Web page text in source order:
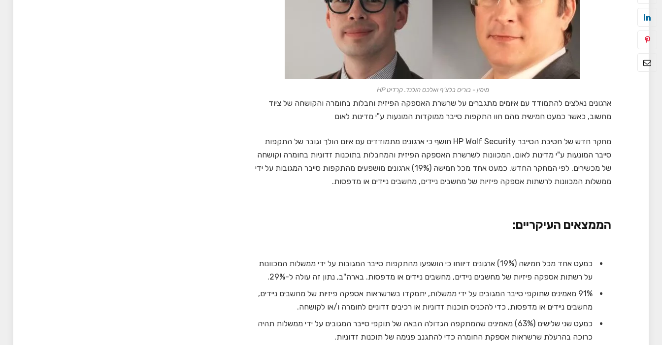
מימין - בוריס בלצ'ף ואלכס הולנד. קרדיט HP
ארגונים נאלצים להתמודד עם איומים מתגברים על שרשרת האספקה הפיזית וחבלות בחומרה והקושחה של ציוד
מחשוב, כאשר כמעט חמישית מהם חוו התקפות סייבר ממוקדות המונעות ע"י מדינות לאום
מחקר חדש של חטיבת הסייבר HP Wolf Security חושף כי ארגונים מתמודדים עם איום הולך וגובר של התקפות
סייבר המונעות ע"י מדינות לאום, המכוונות לשרשרת האספקה הפיזית והמחבלות בתוכנות זדוניות בחומרה וקושחה
של מכשירים. לפי המחקר החדש, כמעט אחד מכל חמישה (19%) ארגונים מושפעים מהתקפות סייבר המגובות על ידי
ממשלות המכוונות לרשתות אספקה ​​פיזיות של מחשבים ניידים, מחשבים ניידים או מדפסות.
הממצאים העיקריים:
כמעט אחד מכל חמישה (19%) ארגונים דיווחו כי הושפעו מהתקפות סייבר המגובות על ידי ממשלות המכוונות
על רשתות אספקה ​​פיזיות של מחשבים ניידים, מחשבים ניידים או מדפסות. בארה"ב, נתון זה עולה ל-29%.
91% מאמינים שתוקפי סייבר המגובים על ידי ממשלות, יתמקדו בשרשראות אספקה ​​פיזיות של מחשבים ניידים,
מחשבים ניידים או מדפסות, כדי להכניס תוכנות זדוניות או רכיבים זדוניים לחומרה ו/או לקושחה.
כמעט שני שלישים (63%) מאמינים שהמתקפה הגדולה הבאה של תוקפי סייבר המגובים על ידי ממשלות תהיה
כרוכה בהרעלת שרשראות אספקת החומרה כדי להתגנב פנימה של תוכנות זדוניות.